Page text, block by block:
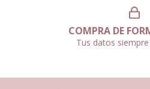
COMPRA DE
Tus datos